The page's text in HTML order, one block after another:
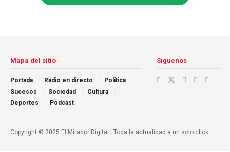
Copyright © 2025 El Mirador Digital | Toda la actualidad a un solo click
Mapa del sitio
Portada Radio en directo
Política
Sucesos
Sociedad
Cultura
Deportes
Podcast
Síguenos